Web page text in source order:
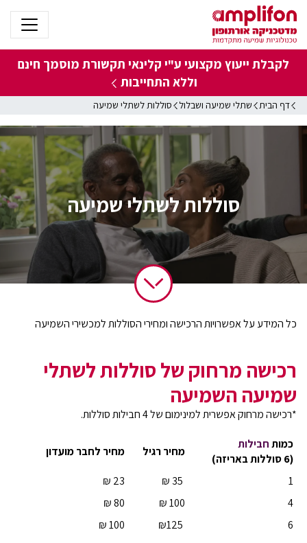
לקבלת ייעוץ מקצועי ע"י קלינאי תקשורת מוסמך חינם
וללא התחייבות
דף הבית שתלי שמיעה ושבלול סוללות לשתלי שמיעה
סוללות לשתלי שמיעה
כל המידע על אפשרויות הרכישה ומחירי הסוללות למכשירי השמיעה
רכישה מרחוק של סוללות לשתלי
שמיעה השמיעה
*רכישה מרחוק אפשרית למינימום של 4 חבילות סוללות.
כמותחבילות
(6 סוללות באריזה)
מחיר רגיל מחיר לחבר מועדון
1
₪ 35
₪ 23
4
₪ 100
₪ 80
6
₪125
₪ 100